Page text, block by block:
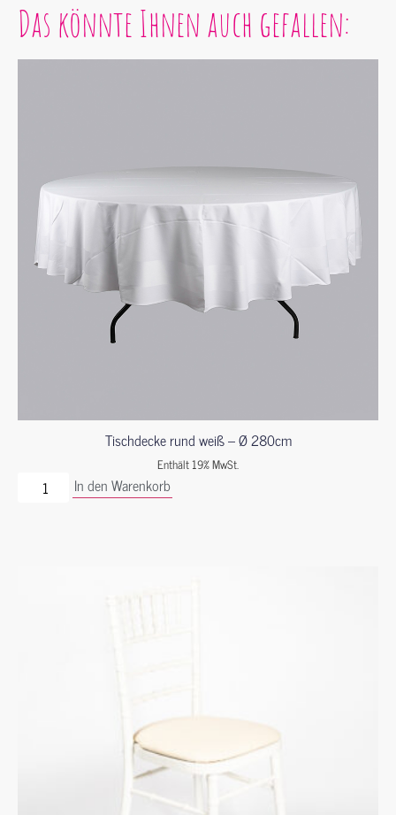
Das könnte Ihnen auch gefallen:
Tischdecke rund weiß – Ø 280cm
Enthält 19% MwSt.
In den Warenkorb